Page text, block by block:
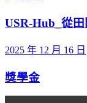
USR-Hub_從
2025 年 12 月 16 日
獎學金